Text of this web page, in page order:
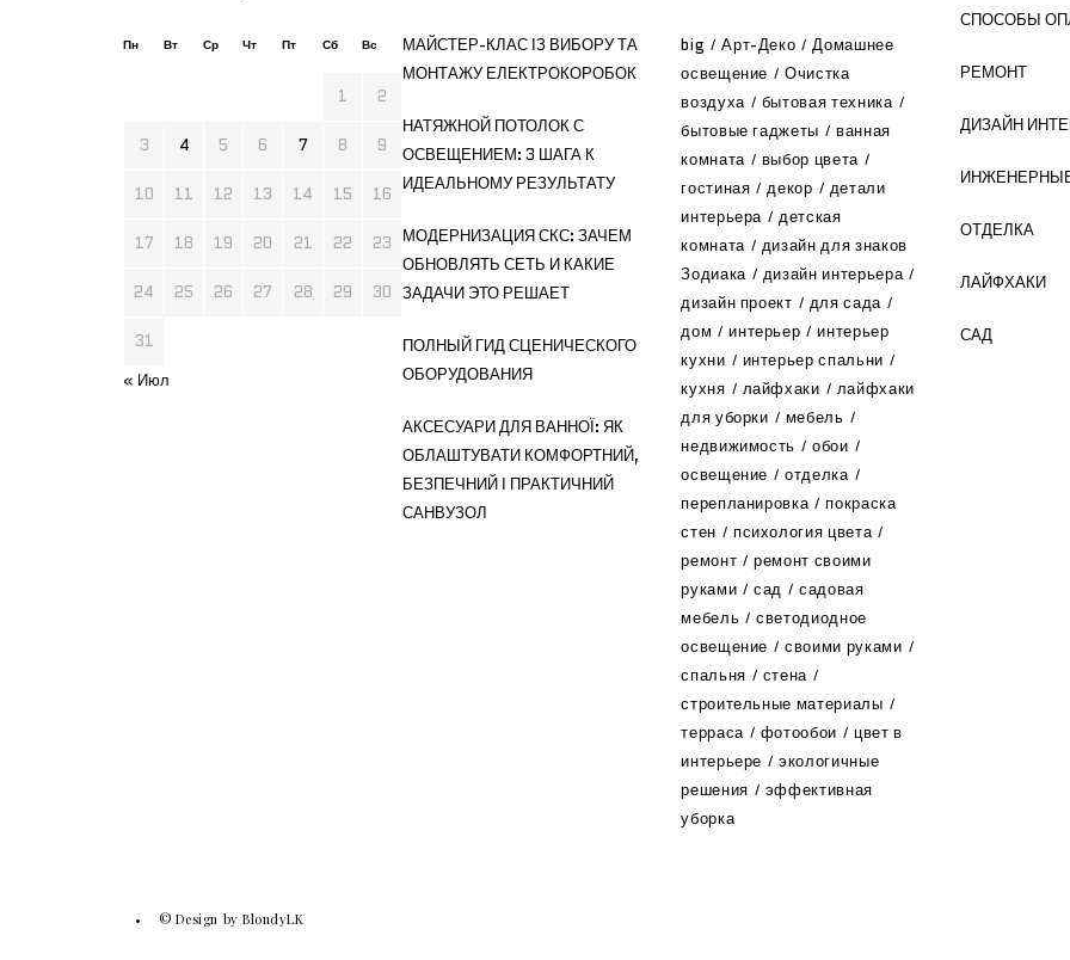
Пн Вт Ср Чт Пт Сб Вс
1 2
3 4 5 6 7 8 9
10 11 12 13 14 15 16
17 18 19 20 21 22 23
24 25 26 27 28 29 30
31
« Июл
МАЙСТЕР-КЛАС ІЗ ВИБОРУ ТА
МОНТАЖУ ЕЛЕКТРОКОРОБОК
НАТЯЖНОЙ ПОТОЛОК С
ОСВЕЩЕНИЕМ: 3 ШАГА К
ИДЕАЛЬНОМУ РЕЗУЛЬТАТУ
МОДЕРНИЗАЦИЯ СКС: ЗАЧЕМ
ОБНОВЛЯТЬ СЕТЬ И КАКИЕ
ЗАДАЧИ ЭТО РЕШАЕТ
ПОЛНЫЙ ГИД СЦЕНИЧЕСКОГО
ОБОРУДОВАНИЯ
АКСЕСУАРИ ДЛЯ ВАННОЇ: ЯК
ОБЛАШТУВАТИ КОМФОРТНИЙ,
БЕЗПЕЧНИЙ І ПРАКТИЧНИЙ
САНВУЗОЛ
big Арт-Деко
Домашнее
освещение
Очистка
воздуха
бытовая техника
бытовые гаджеты
ванная
комната
выбор цвета
гостиная
декор
детали
интерьера
детская
комната
дизайн для знаков
Зодиака
дизайн интерьера
дизайн проект
для сада
дом
интерьер
интерьер
кухни
интерьер спальни
кухня
лайфхаки
лайфхаки
для уборки
мебель
недвижимость
обои
освещение
отделка
перепланировка
покраска
стен
психология цвета
ремонт
ремонт своими
руками
сад
садовая
мебель
светодиодное
освещение
своими руками
спальня
стена
строительные материалы
терраса
фотообои
цвет в
интерьере
экологичные
решения
эффективная
уборка
СПОСОБЫ
РЕМОНТ
ДИЗАЙН
ОТДЕЛКА
ЛАЙФХАКИ
САД
© Design by BlondyLK